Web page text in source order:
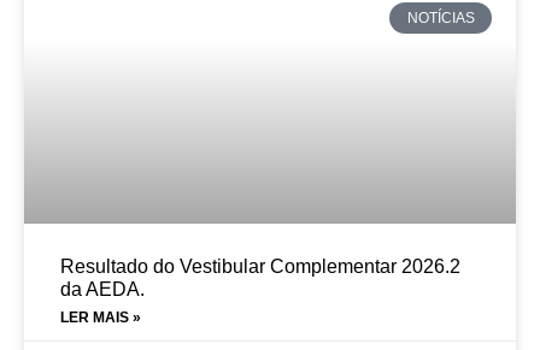
NOTÍCIAS
Resultado do Vestibular Complementar 2026.2
da AEDA.
LER MAIS »